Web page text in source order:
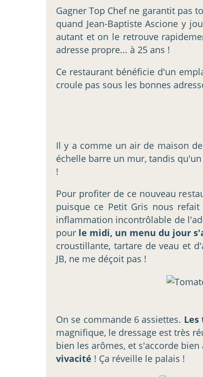
Gagner Top Chef ne garantit pas
quand Jean-Baptiste Ascione y
autant et on le retrouve
adresse propre... à 25 ans !
Ce restaurant bénéficie d'un
croule pas sous les bonnes
Il y a comme un air de maison
échelle barre un mur, tandis
!
Pour profiter de ce nouveau
puisque ce Petit Gris nous
inflammation incontrôlable de
pour le midi, un menu du jour
croustillante, tartare de veau et
JB, ne me déçoit pas !
On se commande 6 assiettes. Les
magnifique, le dressage est très
bien les arômes, et s'accorde
vivacité ! Ça réveille le palais !